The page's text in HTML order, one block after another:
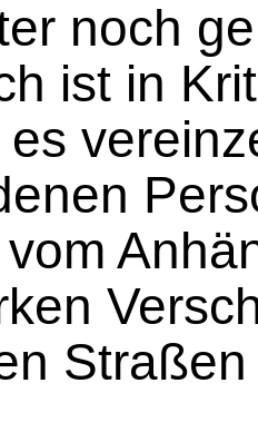
noch
ist in